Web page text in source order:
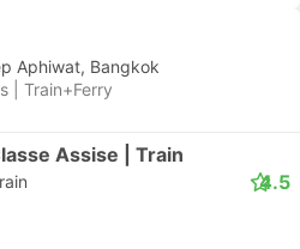
Aphiwat, Bangkok
| Train+Ferry
Assise | Train
4.5